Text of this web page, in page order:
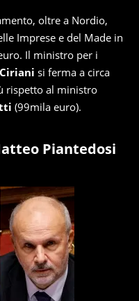
oltre a Nordio,
Imprese e del Made in
Il ministro per i
si ferma a circa
rispetto al ministro
(99mila euro).
Piantedosi